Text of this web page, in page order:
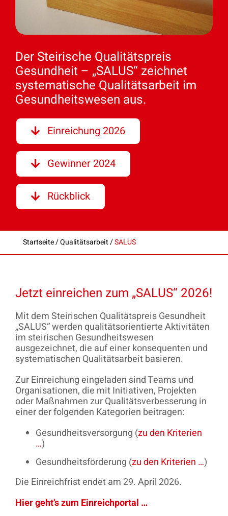
Der Steirische Qualitätspreis
Gesundheit – „SALUS“ zeichnet
systematische Qualitätsarbeit im
Gesundheitswesen aus.
Einreichung 2026
Gewinner 2024
Rückblick
Startseite/Qualitätsarbeit/SALUS
Jetzt einreichen zum „SALUS“ 2026!
Mit dem Steirischen Qualitätspreis Gesundheit
„SALUS“ werden qualitätsorientierte Aktivitäten
im steirischen Gesundheitswesen
ausgezeichnet, die auf einer konsequenten und
systematischen Qualitätsarbeit basieren.
Zur Einreichung eingeladen sind Teams und
Organisationen, die mit Initiativen, Projekten
oder Maßnahmen zur Qualitätsverbesserung in
einer der folgenden Kategorien beitragen:
Gesundheitsversorgung (zu den Kriterien
…)
Gesundheitsförderung (zu den Kriterien …)
Die Einreichfrist endet am 29. April 2026.
Hier geht’s zum Einreichportal …